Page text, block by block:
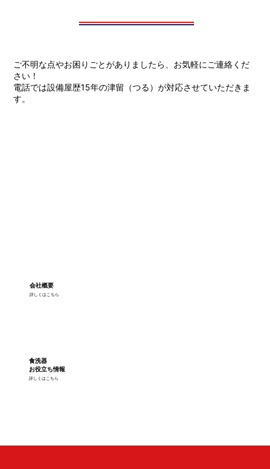
ご不明な点やお困りごとがありましたら、お気軽にご連絡くだ
さい！
電話では設備屋歴15年の津留（つる）が対応させていただきま
す。
詳しくはこちら
会社概要
詳しくはこちら
食洗器
お役立ち情報